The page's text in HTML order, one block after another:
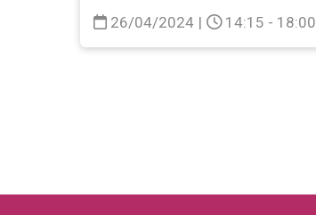
26/04/2024 | 14:15 - 18:00